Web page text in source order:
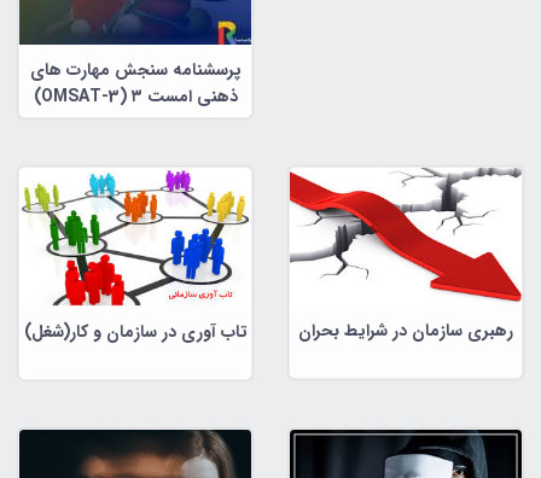
پرسشنامه سنجش مهارت های
ذهنی امست ۳ (OMSAT-3)
رهبری سازمان در شرایط بحران تاب آوری در سازمان و کار(شغل)